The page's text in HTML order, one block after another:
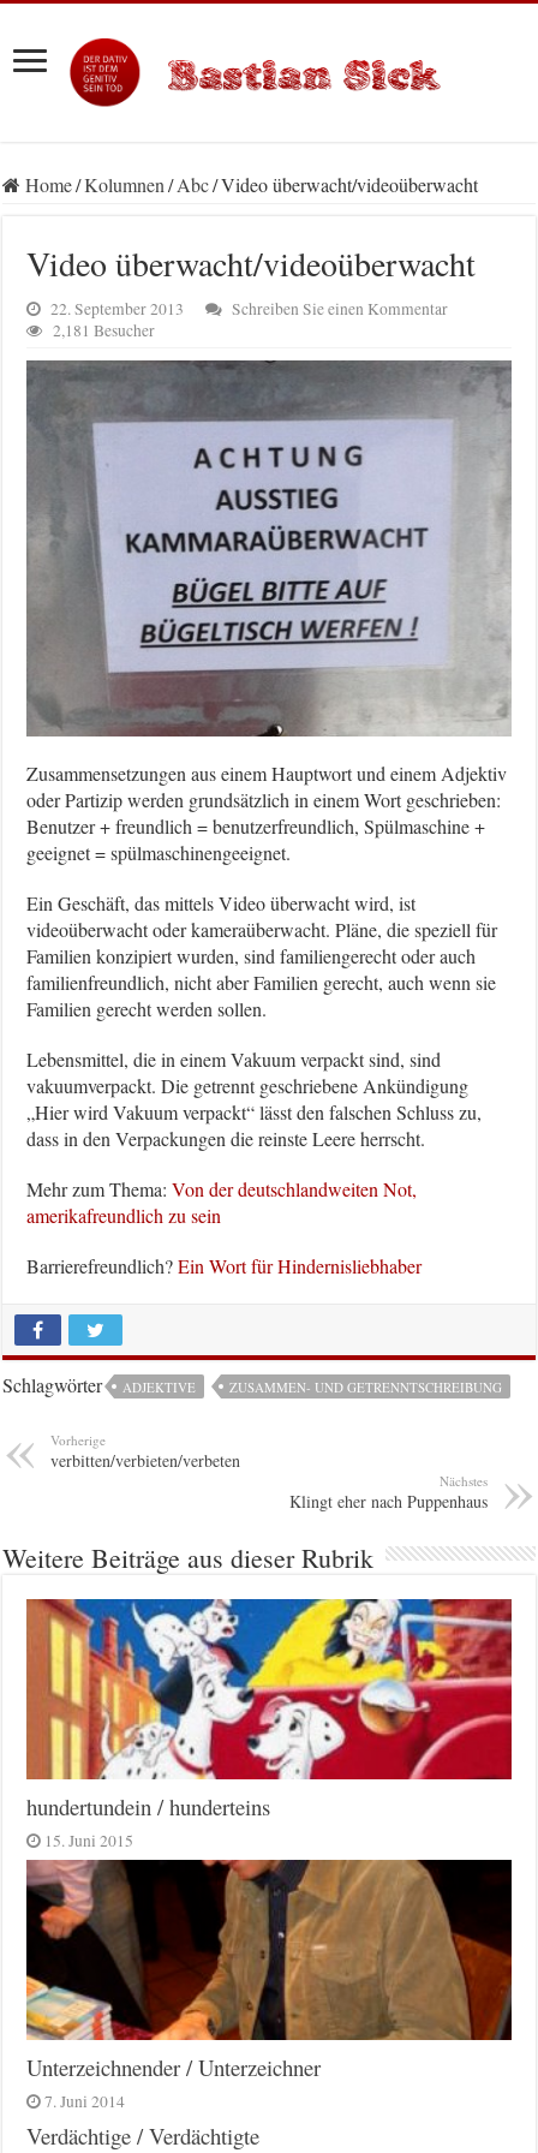
Home/Kolumnen/Abc/Video überwacht/videoüberwacht
Video überwacht/videoüberwacht
22. September 2013
Schreiben Sie einen Kommentar
2,181 Besucher
Zusammensetzungen aus einem Hauptwort und einem Adjektiv
oder Partizip werden grundsätzlich in einem Wort geschrieben:
Benutzer + freundlich = benutzerfreundlich, Spülmaschine +
geeignet = spülmaschinengeeignet.
Ein Geschäft, das mittels Video überwacht wird, ist
videoüberwacht oder kameraüberwacht. Pläne, die speziell für
Familien konzipiert wurden, sind familiengerecht oder auch
familienfreundlich, nicht aber Familien gerecht, auch wenn sie
Familien gerecht werden sollen.
Lebensmittel, die in einem Vakuum verpackt sind, sind
vakuumverpackt. Die getrennt geschriebene Ankündigung
„Hier wird Vakuum verpackt“ lässt den falschen Schluss zu,
dass in den Verpackungen die reinste Leere herrscht.
Mehr zum Thema:Von der deutschlandweiten Not,
amerikafreundlich zu sein
Barrierefreundlich?Ein Wort für Hindernisliebhaber
Schlagwörter ADJEKTIVE ZUSAMMEN- UND GETRENNTSCHREIBUNG
Vorherige
verbitten/verbieten/verbeten
Nächstes
Klingt eher nach Puppenhaus
Weitere Beiträge aus dieser Rubrik
hundertundein / hunderteins
15. Juni 2015
Unterzeichnender / Unterzeichner
7. Juni 2014
Verdächtige / Verdächtigte